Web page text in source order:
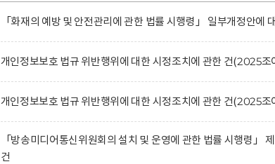
「화재의 예방 및 안전관리에 관한 법률 시행령」 일부개정안에
개인정보보호 법규 위반행위에 대한 시정조치에 관한 건(2025
개인정보보호 법규 위반행위에 대한 시정조치에 관한 건(2025
「방송미디어통신위원회의 설치 및 운영에 관한 법률 시행령」
건